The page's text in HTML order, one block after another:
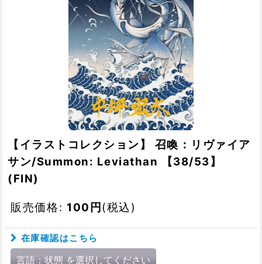
【イラストコレクション】 召喚：リヴァイア
サン/Summon: Leviathan 【38/53】
(FIN)
販売価格: 100 円 (税込)
在庫確認はこちら
言語：状態 を選択してください